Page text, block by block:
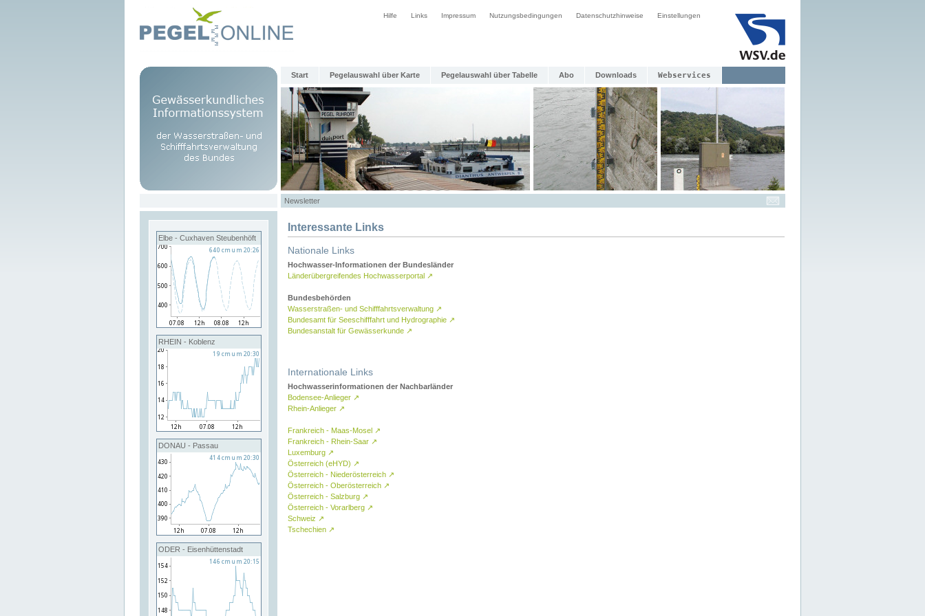
Hilfe Links Impressum Nutzungsbedingungen Datenschutzhinweise Einstellungen
Start Pegelauswahl über Karte Pegelauswahl über Tabelle Abo Downloads Webservices
Newsletter
Elbe - Cuxhaven Steubenhöft
RHEIN - Koblenz
DONAU - Passau
ODER - Eisenhüttenstadt
Interessante Links
Nationale Links
Hochwasser-Informationen der Bundesländer
Länderübergreifendes Hochwasserportal ↗
Bundesbehörden
Wasserstraßen- und Schifffahrtsverwaltung ↗
Bundesamt für Seeschifffahrt und Hydrographie ↗
Bundesanstalt für Gewässerkunde ↗
Internationale Links
Hochwasserinformationen der Nachbarländer
Bodensee-Anlieger ↗
Rhein-Anlieger ↗
Frankreich - Maas-Mosel ↗
Frankreich - Rhein-Saar ↗
Luxemburg ↗
Österreich (eHYD) ↗
Österreich - Niederösterreich ↗
Österreich - Oberösterreich ↗
Österreich - Salzburg ↗
Österreich - Vorarlberg ↗
Schweiz ↗
Tschechien ↗